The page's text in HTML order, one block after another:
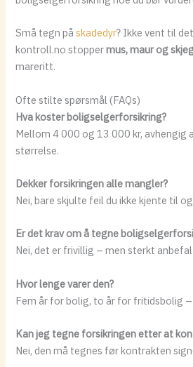
Små tegn påskadedyr? Ikke vent til
kontroll.no stoppermus, maur og
mareritt.
Ofte stilte spørsmål (FAQs)
Hva koster boligselgerforsikring?
Mellom 4 000 og 13 000 kr, avhengig
størrelse.
Dekker forsikringen alle mangler?
Nei, bare skjulte feil du ikke kjente til
Er det krav om å tegne
Nei, det er frivillig – men sterkt
Hvor lenge varer den?
Fem år for bolig, to år for fritidsbolig
Kan jeg tegne forsikringen etter at
Nei, den må tegnes før kontrakten